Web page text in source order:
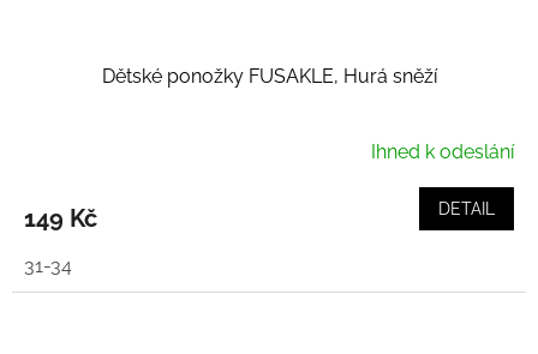
Dětské ponožky FUSAKLE, Hurá sněží
Ihned k odeslání
149 Kč DETAIL
31-34